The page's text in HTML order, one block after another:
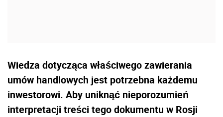
Wiedza dotycząca właściwego zawierania
umów handlowych jest potrzebna każdemu
inwestorowi. Aby uniknąć nieporozumień
interpretacji treści tego dokumentu w Rosji